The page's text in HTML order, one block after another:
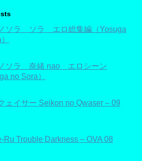
ソラ ソラ エロ総集編（Yosuga
ソラ 奈緒 nao エロシーン
no Sora）
ェイサー Seikon no Qwaser – 09
Ru Trouble Darkness – OVA 08